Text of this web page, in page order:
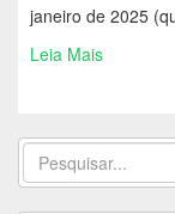
janeiro de 2025
Leia Mais